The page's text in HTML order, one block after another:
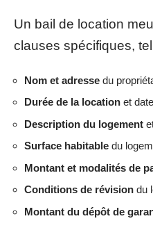
Un bail de location
clauses spécifiques,
Nom et adresse du
Durée de la location et
Description du logement
Surface habitable du
Montant et modalités de
Conditions de révision du
Montant du dépôt de